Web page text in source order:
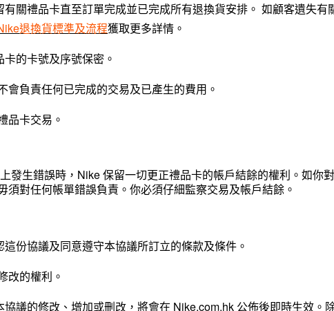
關禮品卡直至訂單完成並已完成所有退換貨安排。 如顧客遺失有
退換貨標準及流程獲取更多詳情。
的卡號及序號保密。
負責任何已完成的交易及已產生的費用。
品卡交易。
發生錯誤時，Nike 保留一切更正禮品卡的帳戶結餘的權利。如你
須對任何帳單錯誤負責。你必須仔細監察交易及帳戶結餘。
份協議及同意遵守本協議所訂立的條款及條件。
改的權利。
議的修改、增加或刪改，將會在 Nike.com.hk 公佈後即時生效。